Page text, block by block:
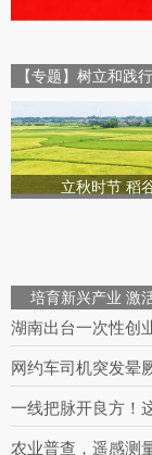
立秋时节 稻
培育新兴产业 激
湖南出台一次性创
网约车司机突发晕
农业普查，遥感测